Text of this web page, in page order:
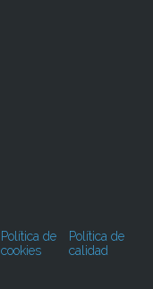
Política de
cookies
Política de
calidad